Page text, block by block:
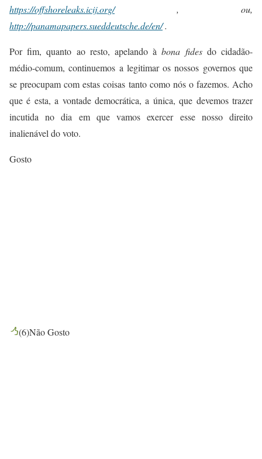
https://offshoreleaks.icij.org/, ou,
http://panamapapers.sueddeutsche.de/en/.
Por fim, quanto ao resto, apelando àbona fidesdo cidadão-
médio-comum, continuemos a legitimar os nossos governos que
se preocupam com estas coisas tanto como nós o fazemos. Acho
que é esta, a vontade democrática, a única, que devemos trazer
incutida no dia em que vamos exercer esse nosso direito
inalienável do voto.
Gosto
(6)Não Gosto